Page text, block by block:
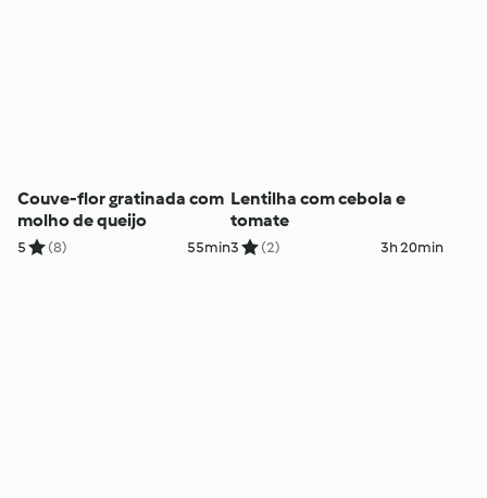
Couve-flor gratinada com
molho de queijo
5 (8) 55min
Lentilha com cebola e
tomate
3 (2) 3h 20min